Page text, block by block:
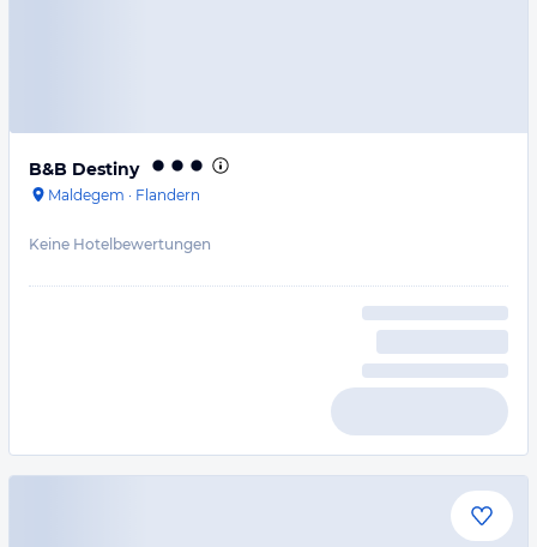
B&B Destiny
Maldegem · Flandern
Keine Hotelbewertungen